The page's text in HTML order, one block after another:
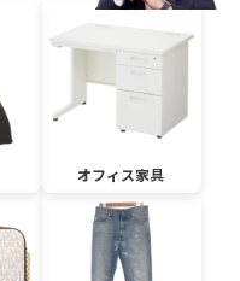
オフィス家具